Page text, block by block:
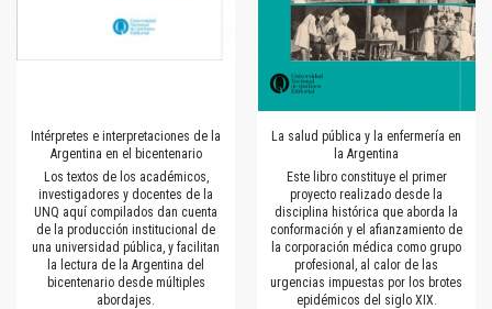
Intérpretes e interpretaciones de la
Argentina en el bicentenario
Los textos de los académicos,
investigadores y docentes de la
UNQ aquí compilados dan cuenta
de la producción institucional de
una universidad pública, y facilitan
la lectura de la Argentina del
bicentenario desde múltiples
abordajes.
La salud pública y la enfermería en
la Argentina
Este libro constituye el primer
proyecto realizado desde la
disciplina histórica que aborda la
conformación y el afianzamiento de
la corporación médica como grupo
profesional, al calor de las
urgencias impuestas por los brotes
epidémicos del siglo XIX.